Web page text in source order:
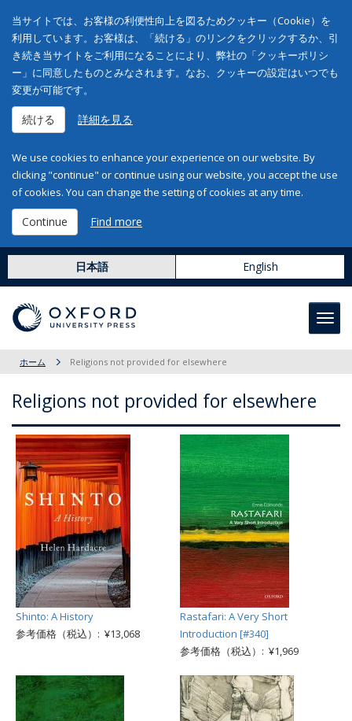
当サイトでは、お客様の利便性向上を図るためクッキー（Cookie）を
利用しています。お客様は、「続ける」のリンクをクリックするか、引
き続き当サイトをご利用になることにより、弊社の「クッキーポリシ
ー」に同意したものとみなされます。なお、クッキーの設定はいつでも
変更が可能です。
続ける 詳細を見る
We use cookies to enhance your experience on our website. By
clicking "continue" or continue using our website, you accept the use
of cookies. You can change the setting of cookies at any time.
Continue Find more
日本語 English
ホーム Religions not provided for elsewhere
Religions not provided for elsewhere
Shinto: A History
参考価格（税込）: ¥13,068
Rastafari: A Very Short
Introduction [#340]
参考価格（税込）: ¥1,969